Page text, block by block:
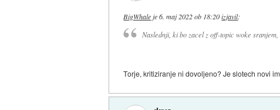
BigWhaleje6. maj 2022 ob 18:20 izjavil:
Naslednji, ki bo zacel z off-topic woke sranjem,
Torje, kritiziranje ni dovoljeno? Je slotech novi